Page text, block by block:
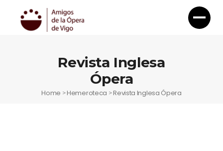
Revista Inglesa
Ópera
Home >Hemeroteca >Revista Inglesa Ópera